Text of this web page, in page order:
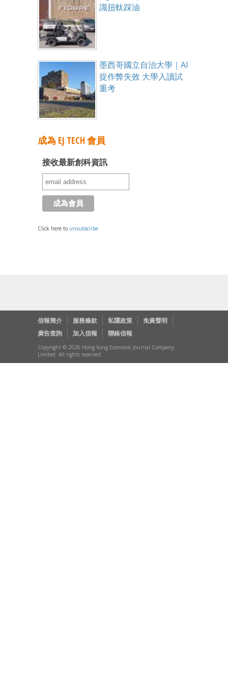
識扭軚踩油
墨西哥國立自治大學｜AI
捉作弊失效 大學入讀試
重考
成為 EJ TECH 會員
接收最新創科資訊
Click here to unsubscribe
信報簡介 服務條款 私隱政策
免責聲明
廣告查詢
加入信報 聯絡信報
Copyright © 2026 Hong Kong Economic Journal Company
Limited. All rights reserved.